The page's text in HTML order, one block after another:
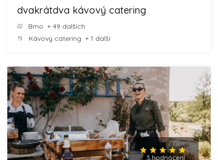
dvakrátdva kávový catering
Brno + 49 dalších
Kávový catering + 1 další
3 hodnocení